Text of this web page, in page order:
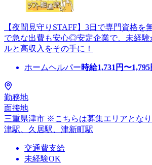
【夜間見守りSTAFF】3日で専門資格を
で急な出費も安心◎安定企業で、未経験
ルと高収入をその手に！
ホームヘルパー時給1,731 円〜1,795
勤務地
面接地
三重県津市 ※こちらは募集エリアとなり
津駅、久居駅、津新町駅
交通費支給
未経験OK